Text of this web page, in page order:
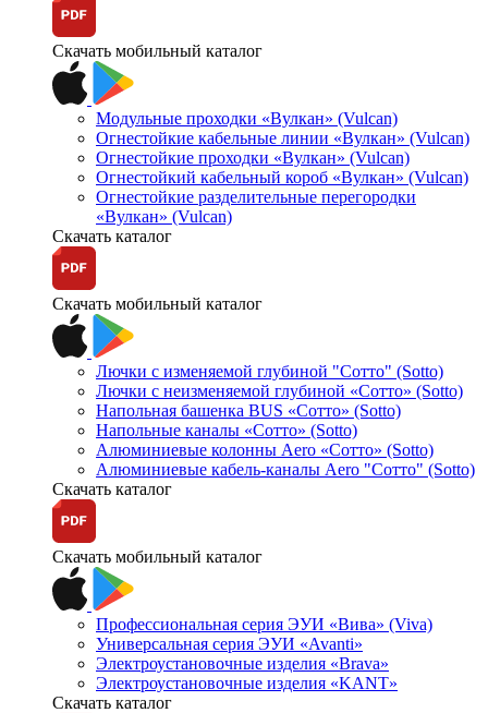
Скачать мобильный каталог
Модульные проходки «Вулкан» (Vulcan)
Огнестойкие кабельные линии «Вулкан» (Vulcan)
Огнестойкие проходки «Вулкан» (Vulcan)
Огнестойкий кабельный короб «Вулкан» (Vulcan)
Огнестойкие разделительные перегородки
«Вулкан» (Vulcan)
Скачать каталог
Скачать мобильный каталог
Лючки с изменяемой глубиной "Сотто" (Sotto)
Лючки с неизменяемой глубиной «Сотто» (Sotto)
Напольная башенка BUS «Сотто» (Sotto)
Напольные каналы «Сотто» (Sotto)
Алюминиевые колонны Aero «Сотто» (Sotto)
Алюминиевые кабель-каналы Aero "Сотто" (Sotto)
Скачать каталог
Скачать мобильный каталог
Профессиональная серия ЭУИ «Вива» (Viva)
Универсальная серия ЭУИ «Avanti»
Электроустановочные изделия «Brava»
Электроустановочные изделия «KANT»
Скачать каталог